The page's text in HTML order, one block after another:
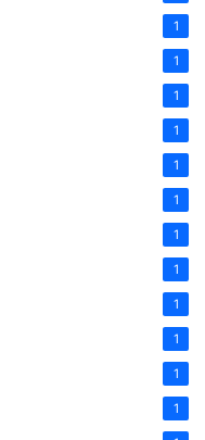
1
1
1
1
1
1
1
1
1
1
1
1